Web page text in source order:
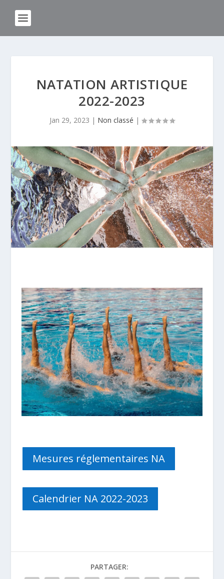
NATATION ARTISTIQUE
2022-2023
Jan 29, 2023 | Non classé |
Mesures réglementaires NA
Calendrier NA 2022-2023
PARTAGER: